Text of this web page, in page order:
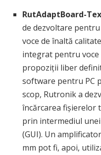
RutAdaptBoard-
de dezvoltare
voce de înaltă
integrat pentru voce
propoziții liber
software pentru PC
scop, Rutronik a
încărcarea fișierelor
prin intermediul
(GUI). Un
mm pot fi, apoi,